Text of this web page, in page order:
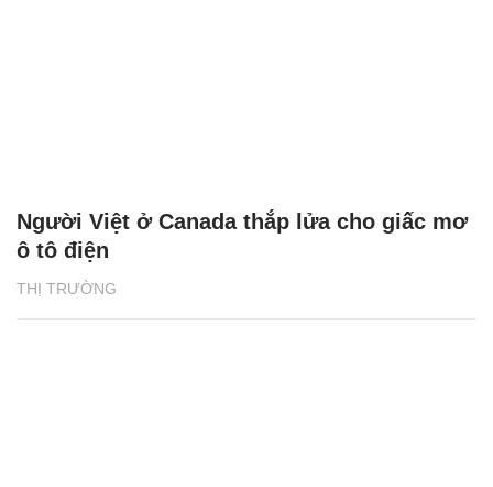
THỊ TRƯỜNG
Người Việt ở Canada thắp lửa cho giấc mơ
ô tô điện